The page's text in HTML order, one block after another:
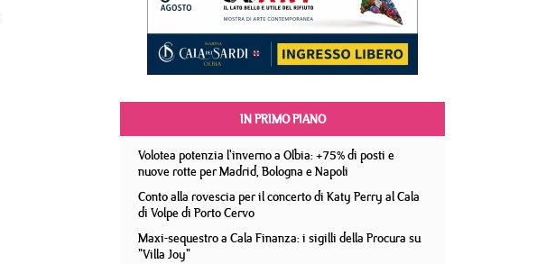
IN PRIMO PIANO
Volotea potenzia l'inverno a Olbia: +75% di posti e
nuove rotte per Madrid, Bologna e Napoli
Conto alla rovescia per il concerto di Katy Perry al Cala
di Volpe di Porto Cervo
Maxi-sequestro a Cala Finanza: i sigilli della Procura su
"Villa Joy"